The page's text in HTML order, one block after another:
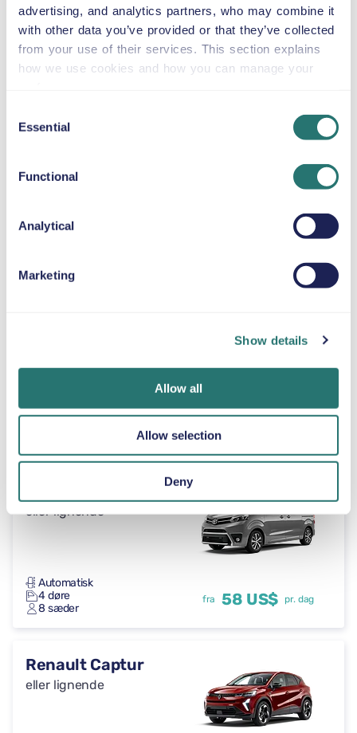
advertising, and analytics partners, who may combine it
with other data you’ve provided or that they’ve collected
from your use of their services. This section explains
how we use cookies and how you can manage your
Selection
Essential
Functional
Analytical
Marketing
Show details
Allow all
Allow selection
Deny
eller lignende
4 døre
46 US$ pr. dag
Automatisk
Automatisk
eller lignende
Automatisk
4 døre
8 sæder
fra 58 US$ pr. dag
Renault Captur
eller lignende